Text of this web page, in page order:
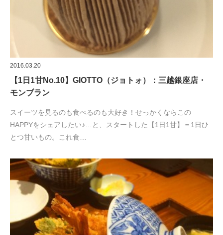
2016.03.20
【1日1甘No.10】GIOTTO（ジョトォ）：三越銀座店・
モンブラン
スイーツを見るのも食べるのも大好き！せっかくならこの
HAPPYをシェアしたい♪…と、スタートした【1日1甘】＝1日ひ
とつ甘いもの。これ食…